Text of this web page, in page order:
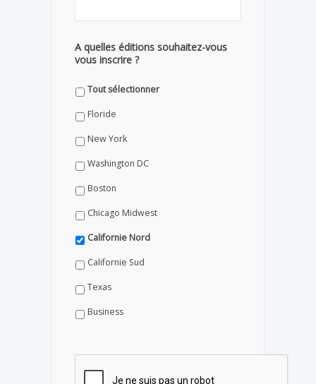
A quelles éditions souhaitez-vous
vous inscrire ?
Tout sélectionner
Floride
New York
Washington DC
Boston
Chicago Midwest
Californie Nord
Californie Sud
Texas
Business